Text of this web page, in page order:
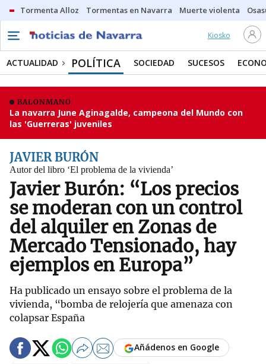
Tormenta Alloz Tormentas en Navarra Muerte violenta
Kiosko
ACTUALIDAD POLÍTICA SOCIEDAD SUCESOS
BALONMANO
La navarra June Aginagalde, campeona del Mundo con
las 'Guerreras' juveniles
JAVIER BURÓN
Autor del libro ‘El problema de la vivienda’
Javier Burón: “Los precios
se moderan con un control
del alquiler en Zonas de
Mercado Tensionado, hay
ejemplos en Europa”
Ha publicado un ensayo sobre el problema de la
vivienda, “bomba de relojería que amenaza con
colapsar España
Añádenos en Google